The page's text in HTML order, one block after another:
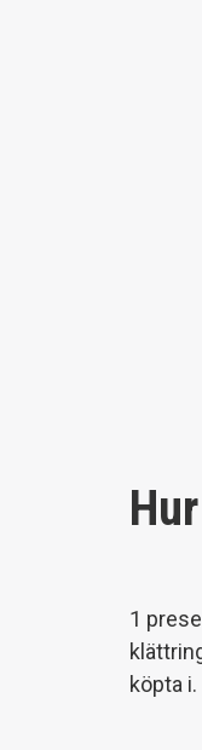
1
köpta i.